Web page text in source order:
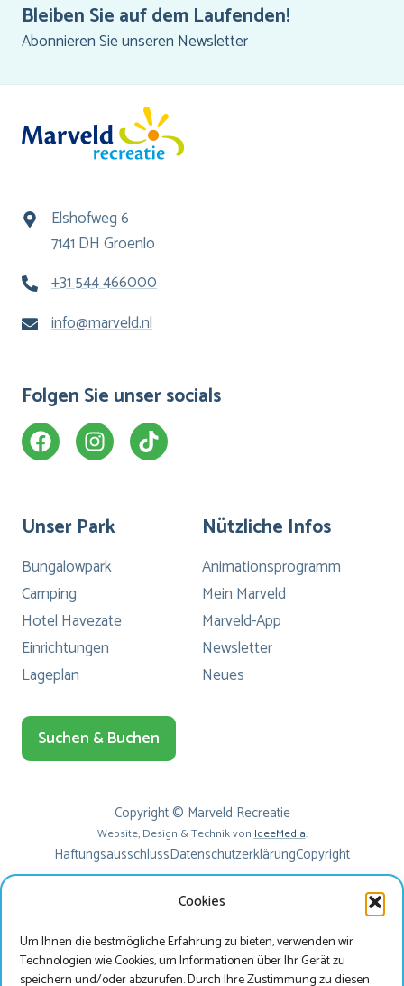
Cookies
Um Ihnen die bestmögliche Erfahrung zu bieten, verwenden wir
Technologien wie Cookies, um Informationen über Ihr Gerät zu
speichern und/oder abzurufen. Durch Ihre Zustimmung zu diesen
Bleiben Sie auf dem Laufenden!
Abonnieren Sie unseren Newsletter
Elshofweg 6
7141 DH Groenlo
+31 544 466000
info@marveld.nl
Folgen Sie unser socials
Unser Park
Bungalowpark
Camping
Hotel Havezate
Einrichtungen
Lageplan
Nützliche Infos
Animationsprogramm
Mein Marveld
Marveld-App
Newsletter
Neues
Suchen & Buchen
Copyright © Marveld Recreatie
Website, Design & Technik vonIdeeMedia.
HaftungsausschlussDatenschutzerklärungCopyright